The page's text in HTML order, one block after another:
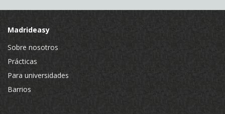
Madrideasy
Sobre nosotros
Prácticas
Para universidades
Barrios